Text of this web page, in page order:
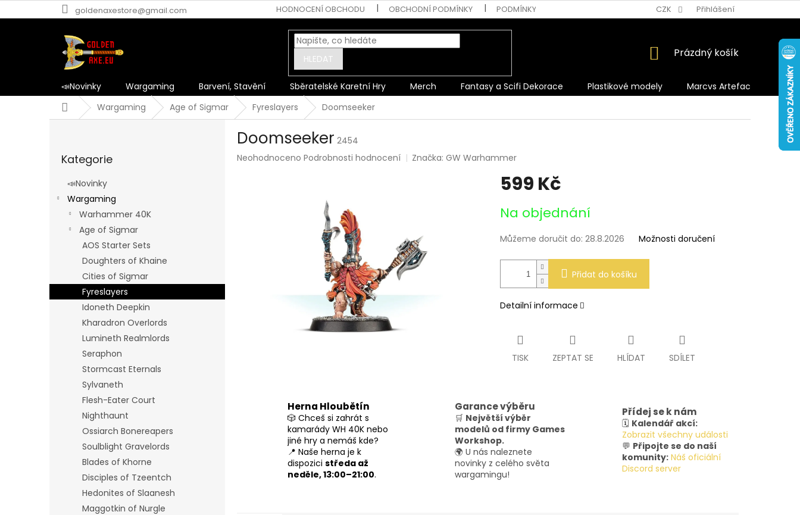
na
goldenaxestore@gmail.com HODNOCENÍ OBCHODU OBCHODNÍ PODMÍNKY PODMÍNKY OCHRANY OSOBNÍCH ÚDAJŮ CZK Přihlášení
HLEDAT
NÁKUPNÍ
Prázdný košík
📣Novinky Wargaming Barvení, Stavění Sběratelské Karetní Hry Merch Fantasy a Scifi Dekorace Plastikové modely
Marcvs Artefacts
DomůWargaming Age of Sigmar Fyreslayers Doomseeker
e
l
kategorie
Kategorie
📣Novinky
Wargaming
Warhammer 40K
Age of Sigmar
AOS Starter Sets
Doughters of Khaine
Cities of Sigmar
Fyreslayers
Idoneth Deepkin
Kharadron Overlords
Lumineth Realmlords
Seraphon
Stormcast Eternals
Sylvaneth
Flesh-Eater Court
Nighthaunt
Ossiarch Bonereapers
Soulblight Gravelords
Blades of Khorne
Disciples of Tzeentch
Hedonites of Slaanesh
Maggotkin of Nurgle
Doomseeker 2454
Průměrné
Neohodnoceno Podrobnosti hodnocení Značka:GW Warhammer
599 Kč
cena:
Na objednání
Můžeme doručit do: 28.8.2026 Možnosti doručení
Přidat do košíku
Detailní informace
TISK ZEPTAT SE HLÍDAT SDÍLET
Herna Hloubětín
🎲 Chceš si zahrát s
kamarády WH 40K nebo
jiné hry a nemáš kde?
📍 Naše herna je k
dispozici středa až
neděle, 13:00–21:00.
Garance výběru
🛒 Největší výběr
modelů od firmy Games
Workshop.
🌍 U nás naleznete
novinky z celého světa
wargamingu!
Přídej se k nám
🗓️ Kalendář akcí:
Zobrazit všechny události
💬 Připojte se do naší
komunity: Náš oficiální
Discord server